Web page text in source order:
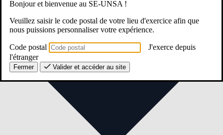
Bonjour et bienvenue au SE-UNSA !
Veuillez saisir le code postal de votre lieu d'exercice afin que
nous puissions personnaliser votre expérience.
Code postal
J'exerce depuis
l'étranger
Fermer Valider et accéder au site